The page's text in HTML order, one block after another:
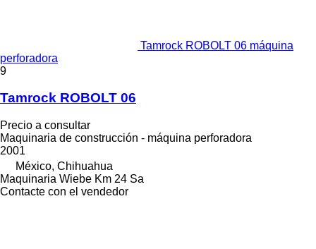
Tamrock ROBOLT 06 máquina
perforadora
9
Tamrock ROBOLT 06
Precio a consultar
Maquinaria de construcción - máquina perforadora
2001
México, Chihuahua
Maquinaria Wiebe Km 24 Sa
Contacte con el vendedor